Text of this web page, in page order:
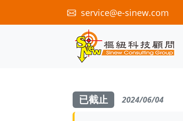
service@e-sinew.com
已截止 2024/06/04